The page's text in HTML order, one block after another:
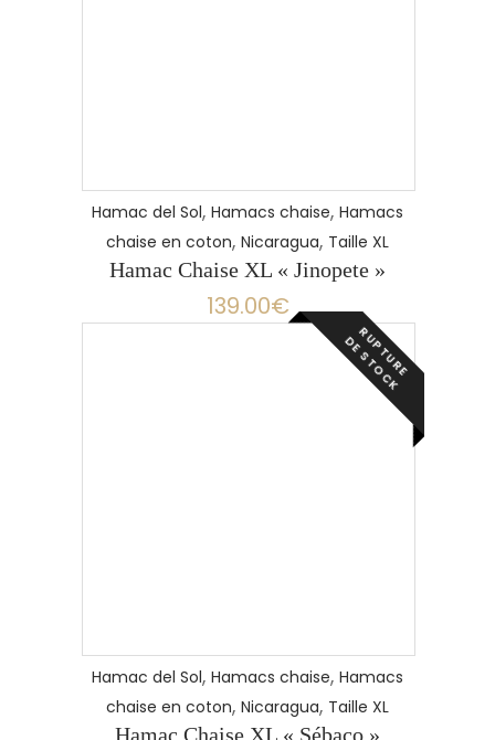
Hamac del Sol, Hamacs chaise, Hamacs
chaise en coton, Nicaragua, Taille XL
Hamac Chaise XL « Jinopete »
139.00€
R
U
P
T
U
R
E
D
E
S
T
O
C
K
Hamac del Sol, Hamacs chaise, Hamacs
chaise en coton, Nicaragua, Taille XL
Hamac Chaise XL « Sébaco »